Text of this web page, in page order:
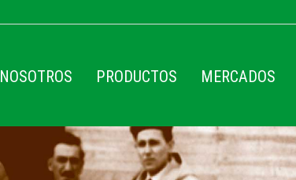
NOSOTROS PRODUCTOS MERCADOS